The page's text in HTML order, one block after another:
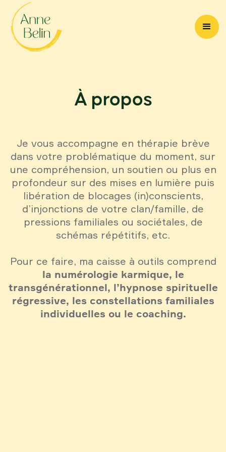
À propos
Je vous accompagne en thérapie brève
dans votre problématique du moment, sur
une compréhension, un soutien ou plus en
profondeur sur des mises en lumière puis
libération de blocages (in)conscients,
d’injonctions de votre clan/famille, de
pressions familiales ou sociétales, de
schémas répétitifs, etc.
Pour ce faire, ma caisse à outils comprend
la numérologie karmique, le
transgénérationnel, l’hypnose spirituelle
régressive, les constellations familiales
individuelles ou le coaching.